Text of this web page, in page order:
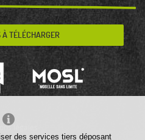
des services tiers déposant
À TÉLÉCHARGER
légales